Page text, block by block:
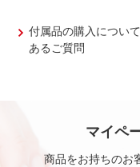
付属品の購入につい
あるご質問
マイペ
商品をお持ちのお